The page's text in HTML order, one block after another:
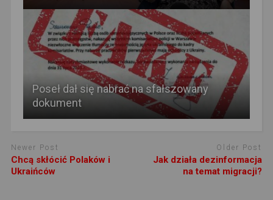
Poseł dał się nabrać na sfałszowany
dokument
Newer Post
Chcą skłócić Polaków i
Ukraińców
Older Post
Jak działa dezinformacja
na temat migracji?